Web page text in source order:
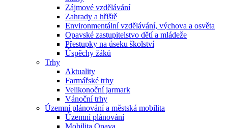
Zájmové vzdělávání
Zahrady a hřiště
Environmentální vzdělávání, výchova a osvěta
Opavské zastupitelstvo dětí a mládeže
Přestupky na úseku školství
Úspěchy žáků
Trhy
Aktuality
Farmářské trhy
Velikonoční jarmark
Vánoční trhy
Územní plánování a městská mobilita
Územní plánování